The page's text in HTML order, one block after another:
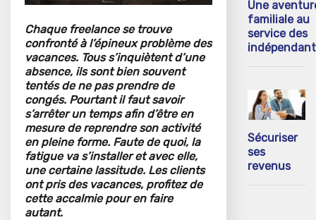
Chaque freelance se trouve
confronté à l’épineux problème des
vacances. Tous s’inquiètent d’une
absence, ils sont bien souvent
tentés de ne pas prendre de
congés. Pourtant il faut savoir
s’arrêter un temps afin d’être en
mesure de reprendre son activité
en pleine forme. Faute de quoi, la
fatigue va s’installer et avec elle,
une certaine lassitude. Les clients
ont pris des vacances, profitez de
cette accalmie pour en faire
autant.
Une
familiale au
service des
Sécuriser
ses
revenus